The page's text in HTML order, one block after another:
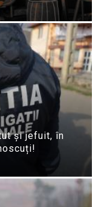
și jefuit, în